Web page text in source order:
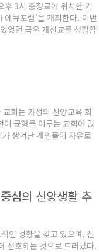
3시 충정로에 위치한 기
큐포럼'을 개최한다. 이번
었던 극우 개신교를 성찰할
연 에큐포럼은 온라인으
회는 가정의 신앙교육 회
균형을 이루는 교회에 많
생겨난 개인들이 자유로
. 신앙의 열정을 존중하고,
제1차 ..
심의 신앙생활 추
인 성향을 갖고 있으며, 신
선호하는 것으로 드러났다.